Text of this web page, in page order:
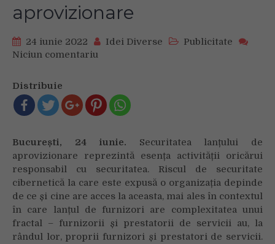
aprovizionare
24 iunie 2022 Idei Diverse
Publicitate
Niciun comentariu
investesc
în
securitate
ajută
la
siguranța
lanțului
de
aprovizionare
Distribuie
București, 24 iunie. Securitatea lanțului de
aprovizionare reprezintă esența activității oricărui
responsabil cu securitatea. Riscul de securitate
cibernetică la care este expusă o organizația depinde
de ce și cine are acces la aceasta, mai ales în contextul
în care lanțul de furnizori are complexitatea unui
fractal – furnizorii și prestatorii de servicii au, la
rândul lor, proprii furnizori și prestatori de servicii.